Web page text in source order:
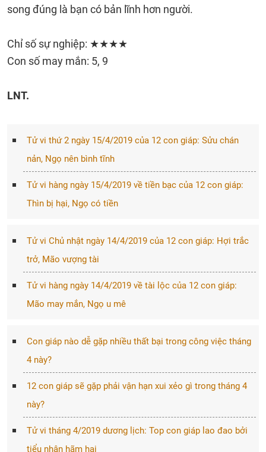
song đúng là bạn có bản lĩnh hơn người.
Chỉ số sự nghiệp: ★★★★
Con số may mắn: 5, 9
LNT.
Tử vi thứ 2 ngày 15/4/2019 của 12 con giáp: Sửu chán
nản, Ngọ nên bình tĩnh
Tử vi hàng ngày 15/4/2019 về tiền bạc của 12 con giáp:
Thìn bị hại, Ngọ có tiền
Tử vi Chủ nhật ngày 14/4/2019 của 12 con giáp: Hợi trắc
trở, Mão vượng tài
Tử vi hàng ngày 14/4/2019 về tài lộc của 12 con giáp:
Mão may mắn, Ngọ u mê
Con giáp nào dễ gặp nhiều thất bại trong công việc tháng
4 này?
12 con giáp sẽ gặp phải vận hạn xui xẻo gì trong tháng 4
này?
Tử vi tháng 4/2019 dương lịch: Top con giáp lao đao bởi
tiểu nhân hãm hại